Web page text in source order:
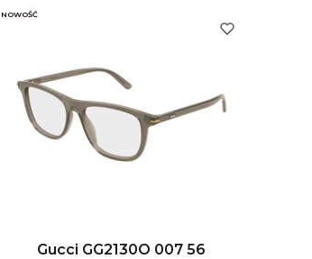
NOWOŚĆ
Gucci GG2130O 007 56